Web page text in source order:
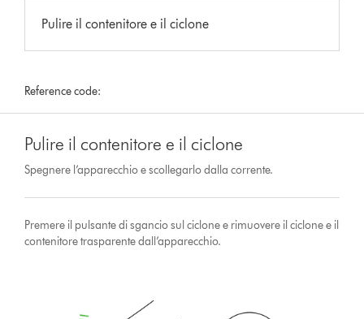
Pulire il contenitore e il ciclone
Reference code:
Pulire il contenitore e il ciclone
Spegnere l’apparecchio e scollegarlo dalla corrente.
Premere il pulsante di sgancio sul ciclone e rimuovere il ciclone e il
contenitore trasparente dall’apparecchio.